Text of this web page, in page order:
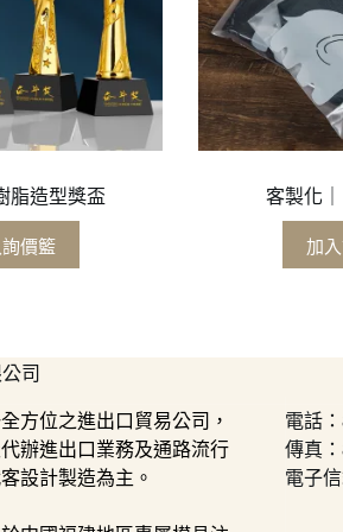
脂造型獎盃
價籃
客製化
加
司
方位之進出口貿易公司，
辦進出口業務及通路流行
設計製造為主。
電話：
傳真：
電子